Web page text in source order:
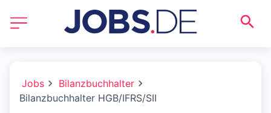
Jobs
Bilanzbuchhalter
Bilanzbuchhalter HGB/IFRS/SII